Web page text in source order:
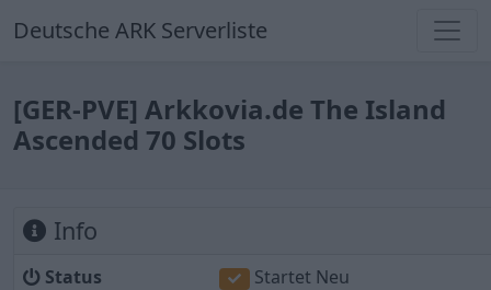
Deutsche ARK Serverliste
[GER-PVE] Arkkovia.de The Island
Ascended 70 Slots
Info
Status
Startet Neu